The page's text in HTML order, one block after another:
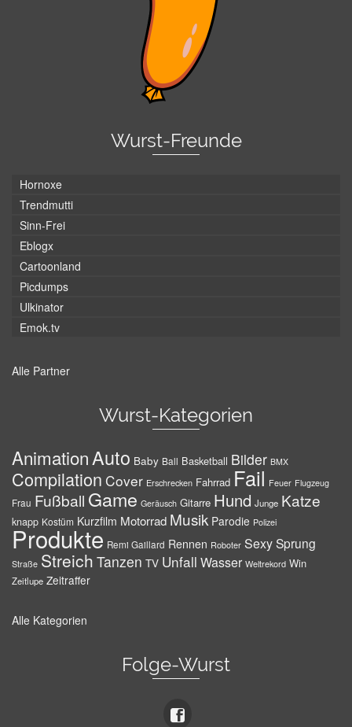
Wurst-Freunde
Hornoxe
Trendmutti
Sinn-Frei
Eblogx
Cartoonland
Picdumps
Ulkinator
Emok.tv
Alle Partner
Wurst-Kategorien
AnimationAuto Baby Ball Basketball Bilder BMX
Compilation Cover Erschrecken Fahrrad Fail Feuer Flugzeug
Frau Fußball Game Geräusch Gitarre Hund Junge Katze
knapp Kostüm Kurzfilm Motorrad Musik Parodie Polizei
Produkte Remi Gaillard Rennen Roboter SexySprung
Straße Streich Tanzen TV Unfall Wasser Weltrekord Win
Zeitlupe Zeitraffer
Alle Kategorien
Folge-Wurst